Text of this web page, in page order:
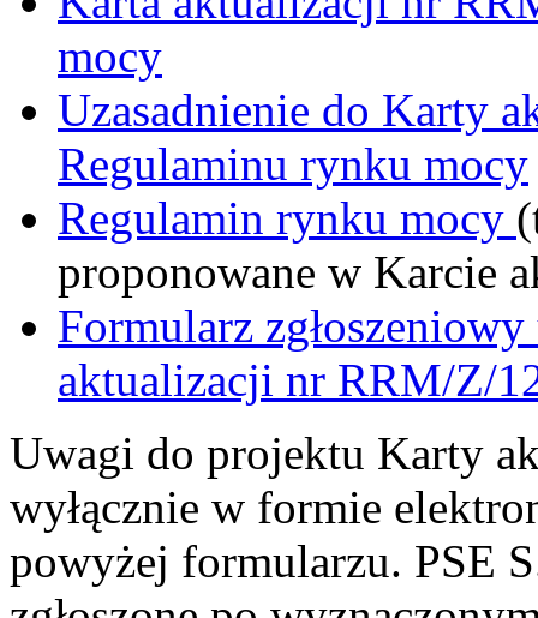
mocy
Uzasadnienie do Karty
Regulaminu rynku mocy
Regulamin rynku mocy
proponowane w Karcie
Formularz
aktualizacji nr RRM/Z/
Uwagi do projektu Karty
wyłącznie w formie
powyżej formularzu. PSE